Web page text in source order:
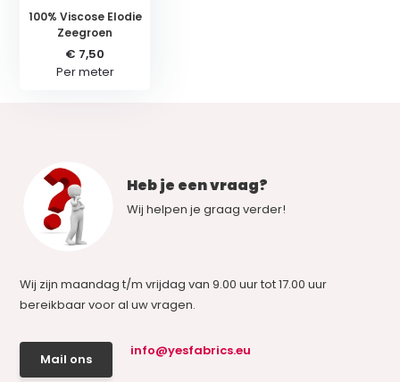
100% Viscose Elodie
Zeegroen
€ 7,50
Per meter
Heb je een vraag?
Wij helpen je graag verder!
Wij zijn maandag t/m vrijdag van 9.00 uur tot 17.00 uur
bereikbaar voor al uw vragen.
Mail ons
info@yesfabrics.eu